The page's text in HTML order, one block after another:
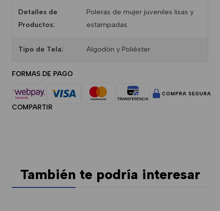
Detalles de
Productos:
Poleras de mujer juveniles lisas y
estampadas.
Tipo de Tela: Algodón y Poliéster
FORMAS DE PAGO
COMPARTIR
También te podría interesar